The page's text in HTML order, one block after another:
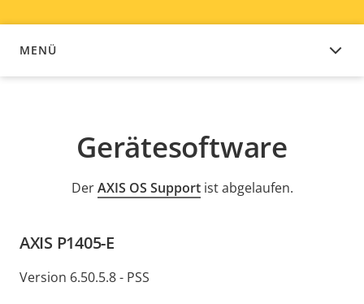
MENÜ
GERÄTESOFTWARE
Gerätesoftware
DerAXIS OS Supportist abgelaufen.
AXIS P1405-E
Version 6.50.5.8 - PSS